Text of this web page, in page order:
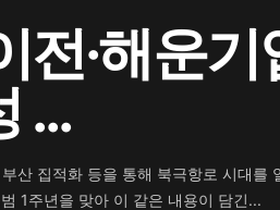
전·해운
...
산 집적화 등을 통해 북극항로 시대를
1주년을 맞아 이 같은 내용이 담긴...